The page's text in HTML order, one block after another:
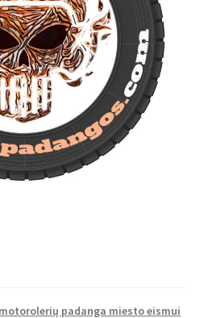
padanga miesto eismui